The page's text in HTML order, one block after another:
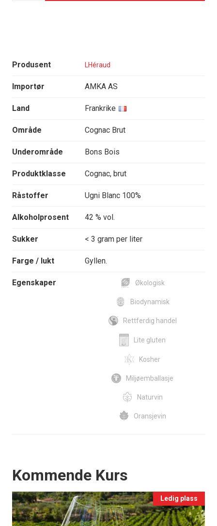
Produsent LHéraud
Importør AMKA AS
Land Frankrike
Område Cognac Brut
Underområde Bons Bois
Produktklasse Cognac, brut
Råstoffer Ugni Blanc 100%
Alkoholprosent 42 % vol.
Sukker < 3 gram per liter
Farge / lukt Gyllen.
Egenskaper Økologisk
Biodynamisk
Rettferdig handel
Lite gluten
Kosher
Miljøemballasje
Naturvin
Oransjevin
Events
Kommende Kurs
Ledig plass